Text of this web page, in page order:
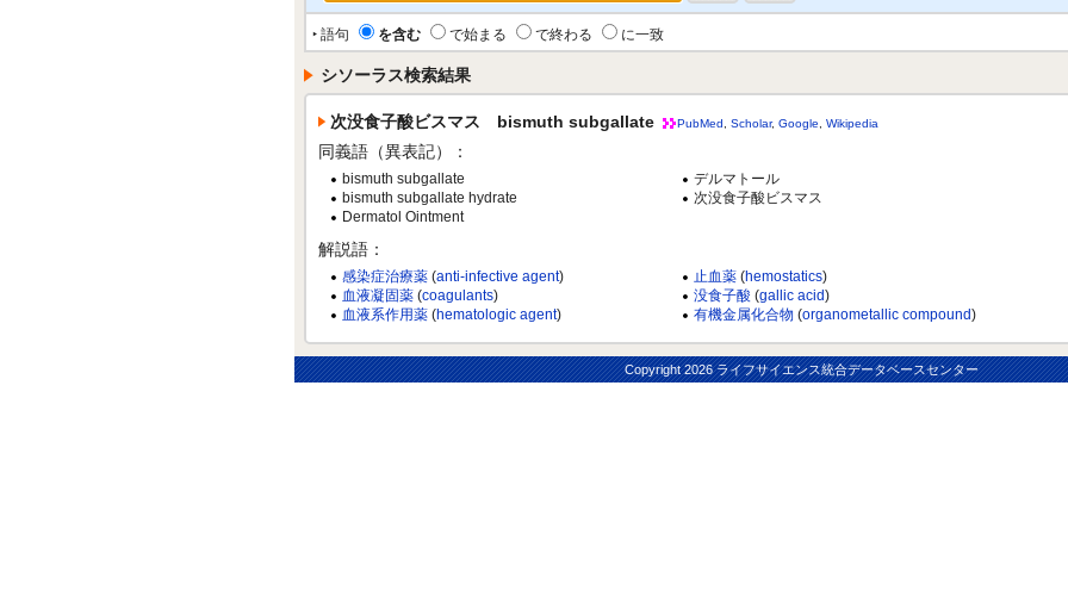
‣ 語句 を含む で始まる で終わる
に一致
シソーラス検索結果
次没食子酸ビスマス bismuth subgallate PubMed Scholar, Google Wikipedia
同義語（異表記）：
bismuth subgallate
bismuth subgallate hydrate
Dermatol Ointment
デルマトール
次没食子酸ビスマス
解説語：
感染症治療薬 (anti-infective agent)
血液凝固薬 (coagulants)
血液系作用薬 (hematologic agent)
止血薬 (hemostatics)
没食子酸 (gallic acid)
有機金属化合物 (organometallic compound)
Copyright2026 ライフサイエンス統合データベースセンター